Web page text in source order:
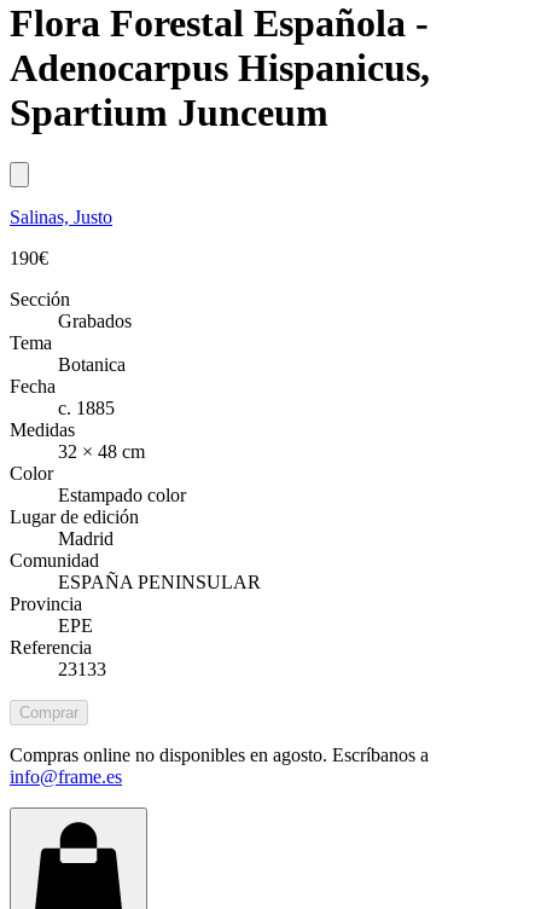
Flora Forestal Española -
Adenocarpus Hispanicus,
Spartium Junceum
Salinas, Justo
190€
Sección
Grabados
Tema
Botanica
Fecha
c. 1885
Medidas
32 × 48 cm
Color
Estampado color
Lugar de edición
Madrid
Comunidad
ESPAÑA PENINSULAR
Provincia
EPE
Referencia
23133
Comprar
Compras online no disponibles en agosto. Escríbanos a
info@frame.es